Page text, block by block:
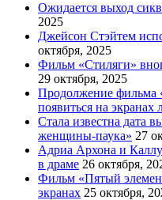
Ожидается выход
2025
Джейсон Стэйтем
октября, 2025
Фильм «Стиляги»
29 октября, 2025
Продолжение
появиться на экранах
Стала известна дата
женщины-паука» 27
Адриа Архона и
в драме 26 октября,
Фильм «Пятый
экранах 25 октября,